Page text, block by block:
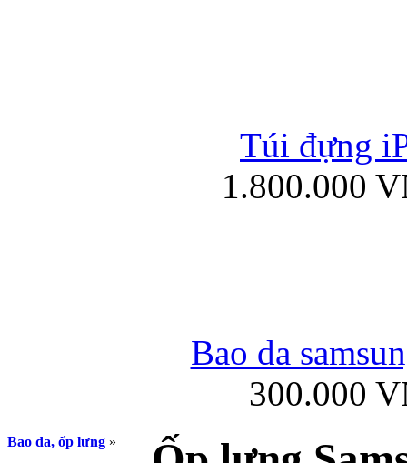
Túi xách da
Túi đựng
1.800.000
Bao da
300.000
Bao da, ốp lưng »